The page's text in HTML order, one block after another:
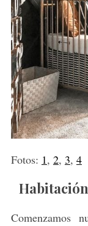
Fotos: 1, 2, 3, 4
Comenzamos
e
a
c
h
f
o
r
: